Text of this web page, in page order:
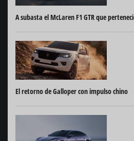
A subasta el McLaren F1 GTR que
El retorno de Galloper con impulso chino